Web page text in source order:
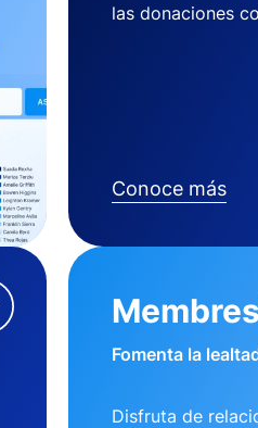
las donaciones
Conoce más
Fomenta la
Disfruta de